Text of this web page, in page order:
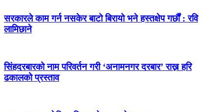
सरकारले काम गर्न नसकेर बाटो बिरायो भने हस्तक्षेप गर्छौं : रवि
लामिछाने
सिंहदरबारको नाम परिवर्तन गरी ‘अनामनगर दरबार’ राख्न हरि
ढकालको प्रस्ताव